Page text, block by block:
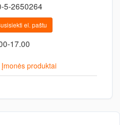
5-2650264
el. paštu
17.00
Įmonės produktai